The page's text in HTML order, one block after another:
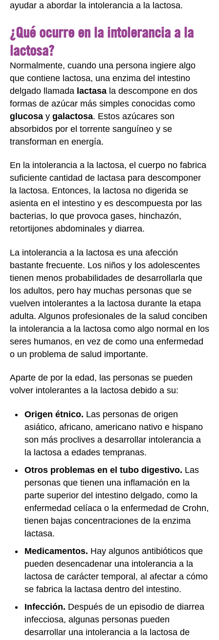
ayudar a abordar la intolerancia a la lactosa.
¿Qué ocurre en la intolerancia a la
lactosa?
Normalmente, cuando una persona ingiere algo
que contiene lactosa, una enzima del intestino
delgado llamada lactasa la descompone en dos
formas de azúcar más simples conocidas como
glucosa y galactosa. Estos azúcares son
absorbidos por el torrente sanguíneo y se
transforman en energía.
En la intolerancia a la lactosa, el cuerpo no fabrica
suficiente cantidad de lactasa para descomponer
la lactosa. Entonces, la lactosa no digerida se
asienta en el intestino y es descompuesta por las
bacterias, lo que provoca gases, hinchazón,
retortijones abdominales y diarrea.
La intolerancia a la lactosa es una afección
bastante frecuente. Los niños y los adolescentes
tienen menos probabilidades de desarrollarla que
los adultos, pero hay muchas personas que se
vuelven intolerantes a la lactosa durante la etapa
adulta. Algunos profesionales de la salud conciben
la intolerancia a la lactosa como algo normal en los
seres humanos, en vez de como una enfermedad
o un problema de salud importante.
Aparte de por la edad, las personas se pueden
volver intolerantes a la lactosa debido a su:
Origen étnico. Las personas de origen
asiático, africano, americano nativo e hispano
son más proclives a desarrollar intolerancia a
la lactosa a edades tempranas.
Otros problemas en el tubo digestivo. Las
personas que tienen una inflamación en la
parte superior del intestino delgado, como la
enfermedad celíaca o la enfermedad de Crohn,
tienen bajas concentraciones de la enzima
lactasa.
Medicamentos. Hay algunos antibióticos que
pueden desencadenar una intolerancia a la
lactosa de carácter temporal, al afectar a cómo
se fabrica la lactasa dentro del intestino.
Infección. Después de un episodio de diarrea
infecciosa, algunas personas pueden
desarrollar una intolerancia a la lactosa de